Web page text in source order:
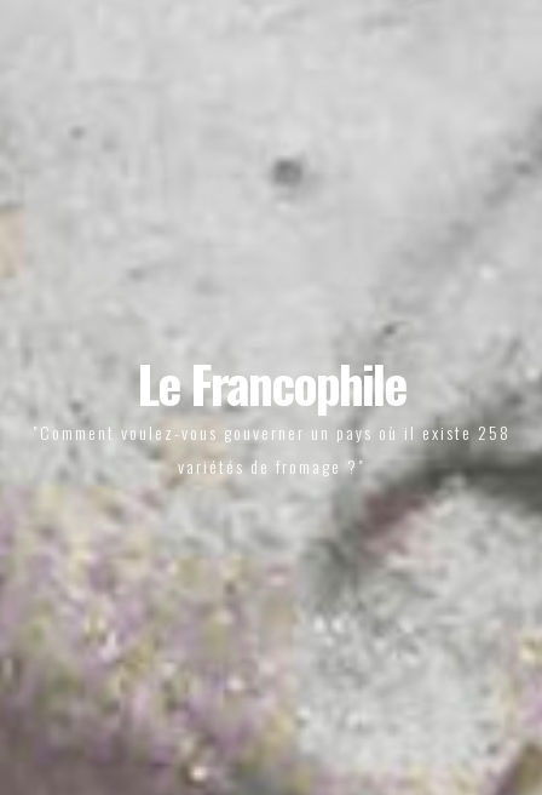
Le Francophile
"Comment voulez-vous gouverner un pays où il existe 258
variétés de fromage ?"